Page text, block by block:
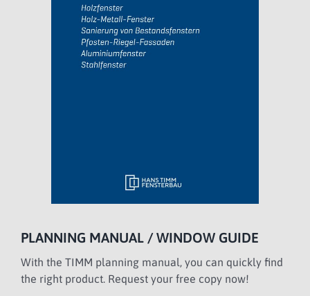
PLANNING MANUAL / WINDOW GUIDE
With the TIMM planning manual, you can quickly find
the right product. Request your free copy now!